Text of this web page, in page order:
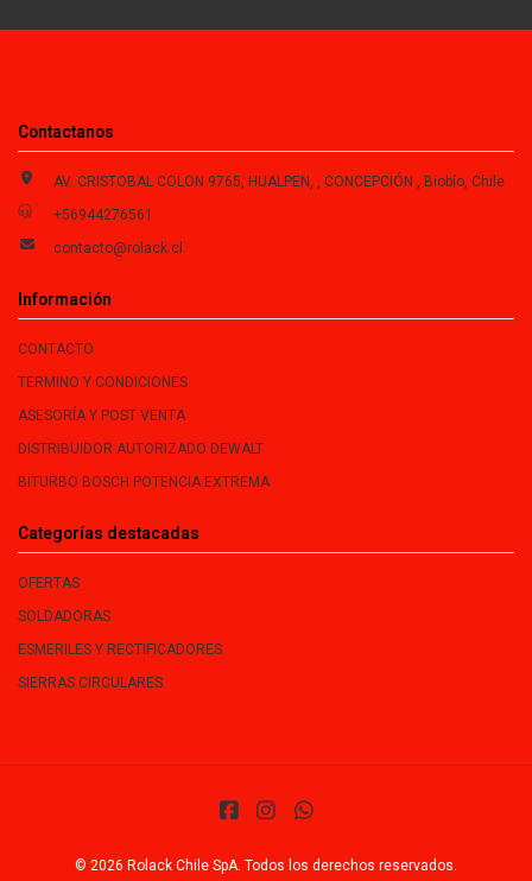
Contactanos
AV. CRISTOBAL COLON 9765, HUALPEN, , CONCEPCIÓN , Biobío, Chile
+56944276561
contacto@rolack.cl
Información
CONTACTO
TERMINO Y CONDICIONES
ASESORÍA Y POST VENTA
DISTRIBUIDOR AUTORIZADO DEWALT
BITURBO BOSCH POTENCIA EXTREMA
Categorías destacadas
OFERTAS
SOLDADORAS
ESMERILES Y RECTIFICADORES
SIERRAS CIRCULARES
© 2026 Rolack Chile SpA. Todos los derechos reservados.